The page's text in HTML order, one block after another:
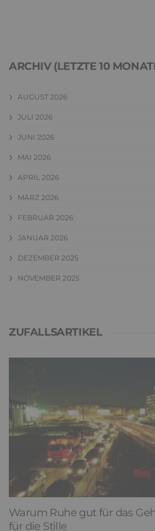
ARCHIV (LETZTE 10
AUGUST 2026
JULI 2026
JUNI 2026
MAI 2026
APRIL 2026
MÄRZ 2026
FEBRUAR 2026
JANUAR 2026
DEZEMBER 2025
NOVEMBER 2025
ZUFALLSARTIKEL
Warum Ruhe gut für das
für die Stille